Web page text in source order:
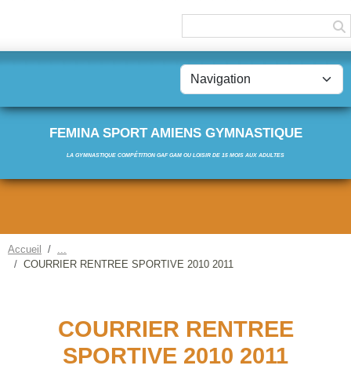
FEMINA SPORT AMIENS GYMNASTIQUE
LA GYMNASTIQUE COMPÉTITION GAF GAM OU LOISIR DE 15 MOIS AUX ADULTES
Accueil
COURRIER RENTREE SPORTIVE 2010 2011
COURRIER RENTREE
SPORTIVE 2010 2011